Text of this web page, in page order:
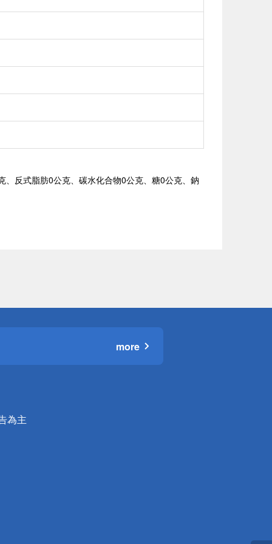
反式脂肪0公克、碳水化合物0公克、糖0公克、鈉
more
為主